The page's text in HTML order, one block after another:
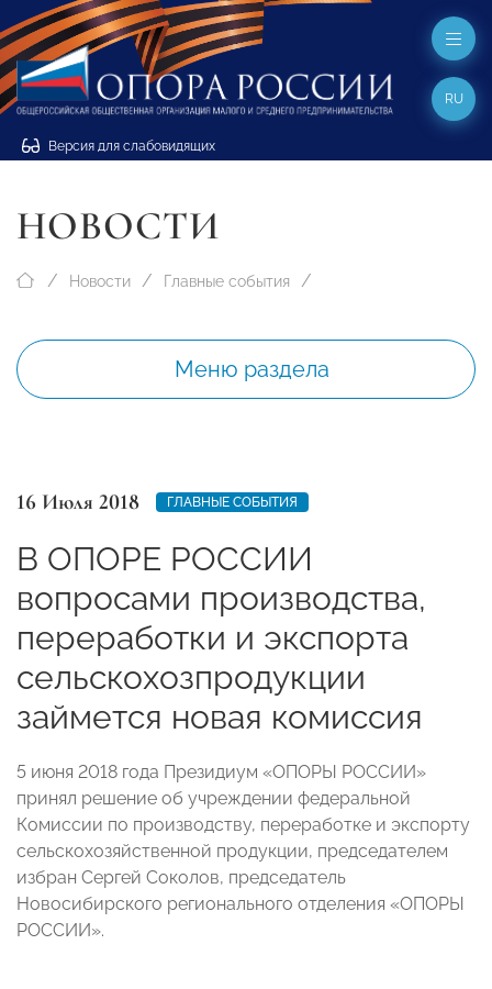
Версия для слабовидящих
RU
НОВОСТИ
Новости Главные события
Меню раздела
16 Июля 2018 ГЛАВНЫЕ СОБЫТИЯ
В ОПОРЕ РОССИИ
вопросами производства,
переработки и экспорта
сельскохозпродукции
займется новая комиссия
5 июня 2018 года Президиум «ОПОРЫ РОССИИ»
принял решение об учреждении федеральной
Комиссии по производству, переработке и экспорту
сельскохозяйственной продукции, председателем
избран Сергей Соколов, председатель
Новосибирского регионального отделения «ОПОРЫ
РОССИИ».